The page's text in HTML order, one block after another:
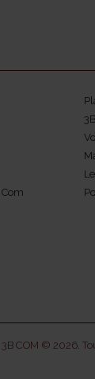
3B COM © 2026.